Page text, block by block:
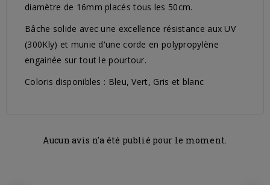
diamètre de 16mm placés tous les 50cm.
Bâche solide avec une excellence résistance aux UV
(300Kly) et munie d'une corde en polypropylène
engainée sur tout le pourtour.
Coloris disponibles : Bleu, Vert, Gris et blanc
Aucun avis n'a été publié pour le moment.